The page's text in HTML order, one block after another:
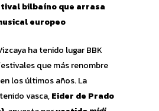
bilbaíno que arrasa
europeo
ha tenido lugar BBK
que más renombre
los últimos años. La
vasca,Eider de Prado